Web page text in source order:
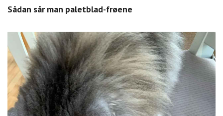
Sådan sår man paletblad-frøene